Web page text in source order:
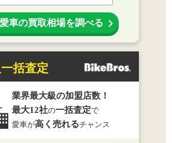
愛車の買取相場を調べる
括査定
業界最大級の加盟店数！
最大12社の一括査定で
愛車が高く売れるチャンス